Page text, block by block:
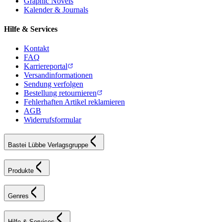
Kalender & Journals
Hilfe & Services
Kontakt
FAQ
Karriereportal
Versandinformationen
Sendung verfolgen
Bestellung retournieren
Fehlerhaften Artikel reklamieren
AGB
Widerrufsformular
Bastei Lübbe Verlagsgruppe
Produkte
Genres